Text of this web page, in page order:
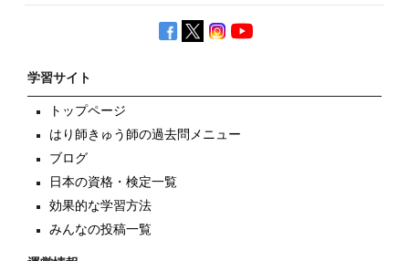
学習サイト
トップページ
はり師きゅう師の過去問メニュー
ブログ
日本の資格・検定一覧
効果的な学習方法
みんなの投稿一覧